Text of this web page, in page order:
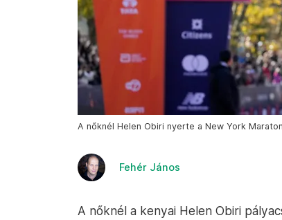
A nőknél Helen Obiri nyerte a New York
Fehér János
A nőknél a kenyai Helen Obiri